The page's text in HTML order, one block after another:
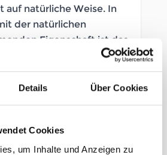
Details Über Cookies
Cookies
um Inhalte und Anzeigen zu
auf natürliche Weise. In
der natürlichen
Eigenschaft ist das
Wool T-Shirt von Vaude
mehrtägige Berg- und
geeignet.